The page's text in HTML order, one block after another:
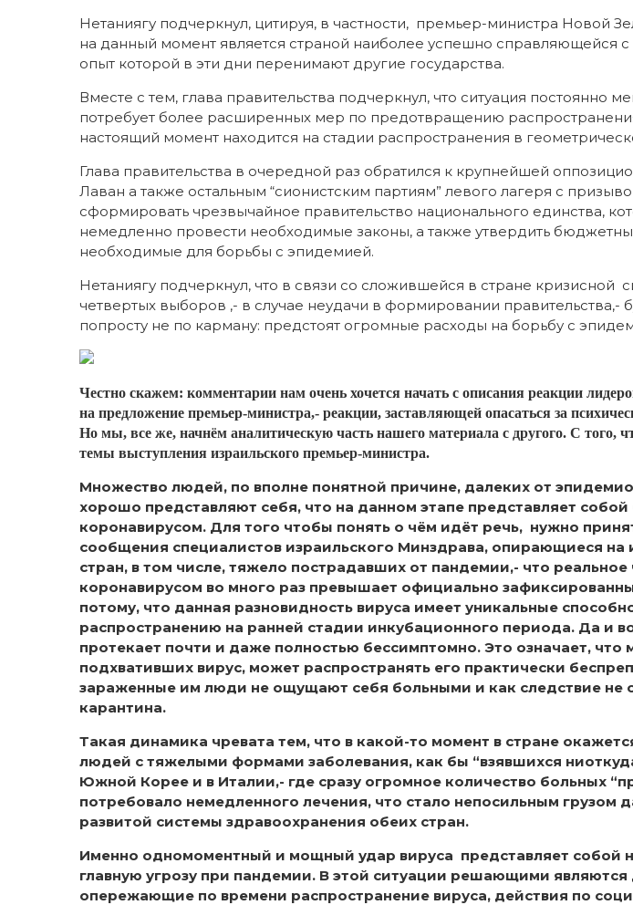
Нетаниягу подчеркнул, цитируя, в частности, премьер-министра Новой
на данный момент является страной наиболее успешно справляющейся
опыт которой в эти дни перенимают другие государства.
Вместе с тем, глава правительства подчеркнул, что ситуация постоянно
потребует более расширенных мер по предотвращению
настоящий момент находится на стадии распространения в
Глава правительства в очередной раз обратился к крупнейшей
Лаван а также остальным “сионистским партиям” левого лагеря с
сформировать чрезвычайное правительство национального единства,
немедленно провести необходимые законы, а также утвердить
необходимые для борьбы с эпидемией.
Нетаниягу подчеркнул, что в связи со сложившейся в стране кризисной
четвертых выборов ,- в случае неудачи в формировании правительства,-
попросту не по карману: предстоят огромные расходы на борьбу с
Честно скажем: комментарии нам очень хочется начать с описания реакции
на предложение премьер-министра,- реакции, заставляющей опасаться за
Но мы, все же, начнём аналитическую часть нашего материала с другого. С того,
темы выступления израильского премьер-министра.
Множество людей, по вполне понятной причине, далеких от
хорошо представляют себя, что на данном этапе представляет собой
коронавирусом. Для того чтобы понять о чём идёт речь, нужно
сообщения специалистов израильского Минздрава, опирающиеся на
стран, в том числе, тяжело пострадавших от пандемии,- что
коронавирусом во много раз превышает официально
потому, что данная разновидность вируса имеет уникальные
распространению на ранней стадии инкубационного периода. Да и
протекает почти и даже полностью бессимптомно. Это означает, что
подхвативших вирус, может распространять его практически
зараженные им люди не ощущают себя больными и как следствие
карантина.
Такая динамика чревата тем, что в какой-то момент в стране
людей с тяжелыми формами заболевания, как бы “взявшихся
Южной Корее и в Италии,- где сразу огромное количество больных
потребовало немедленного лечения, что стало непосильным грузом
развитой системы здравоохранения обеих стран.
Именно одномоментный и мощный удар вируса представляет собой
главную угрозу при пандемии. В этой ситуации решающими
опережающие по времени распространение вируса, действия по